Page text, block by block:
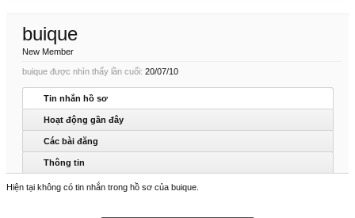
buique
New Member
buique được nhìn thấy lần cuối: 20/07/10
Tin nhắn hồ sơ
Hoạt động gần đây
Các bài đăng
Thông tin
Hiện tại không có tin nhắn trong hồ sơ của buique.